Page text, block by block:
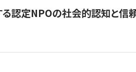
認定NPOの社会的認知と信